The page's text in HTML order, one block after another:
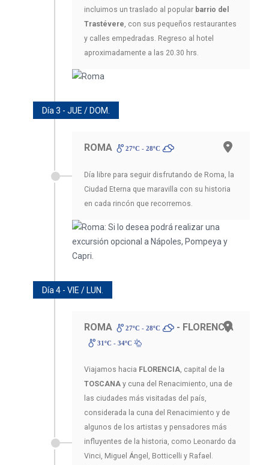
incluimos un traslado al popular barrio del
Trastévere , con sus pequeños restaurantes
y calles empedradas. Regreso al hotel
aproximadamente a las 20.30 hrs.
Día 3 - JUE / DOM.
ROMA 27ºC - 28ºC
Día libre para seguir disfrutando de Roma, la
Ciudad Eterna que maravilla con su historia
en cada rincón que recorremos.
Día 4 - VIE / LUN.
ROMA 27ºC - 28ºC - FLORENCIA
31ºC - 34ºC
Viajamos hacia FLORENCIA , capital de la
TOSCANA y cuna del Renacimiento, una de
las ciudades más visitadas del país,
considerada la cuna del Renacimiento y de
algunos de los artistas y pensadores más
influyentes de la historia, como Leonardo da
Vinci, Miguel Ángel, Botticelli y Rafael.